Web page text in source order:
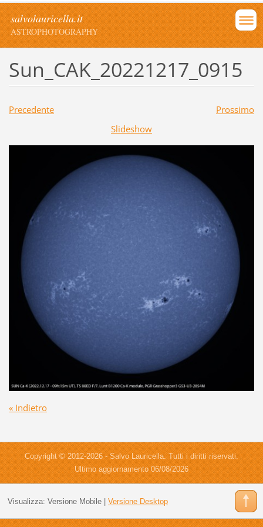
salvolauricella.it
ASTROPHOTOGRAPHY
Sun_CAK_20221217_0915
Precedente
Prossimo
Slideshow
« Indietro
Copyright © 2012-2026 - Salvo Lauricella. Tutti i diritti riservati.
Ultimo aggiornamento 06/08/2026
Visualizza: Versione Mobile| Versione Desktop